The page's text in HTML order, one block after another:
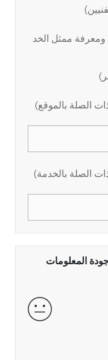
ومعرفة ممثل الخد
الصلة بالموقع)
الصلة بالخدمة)
المعلومات
عادية